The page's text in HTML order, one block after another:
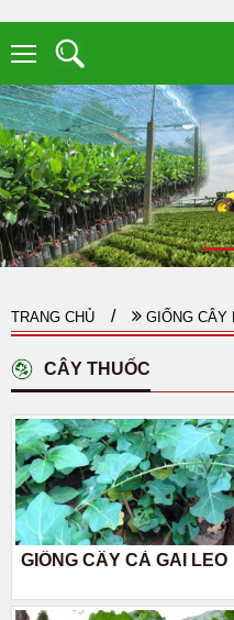
TRANG CHỦ GIỐNG CÂY
CÂY THUỐC
GIỐNG CÂY CÀ GAI LEO